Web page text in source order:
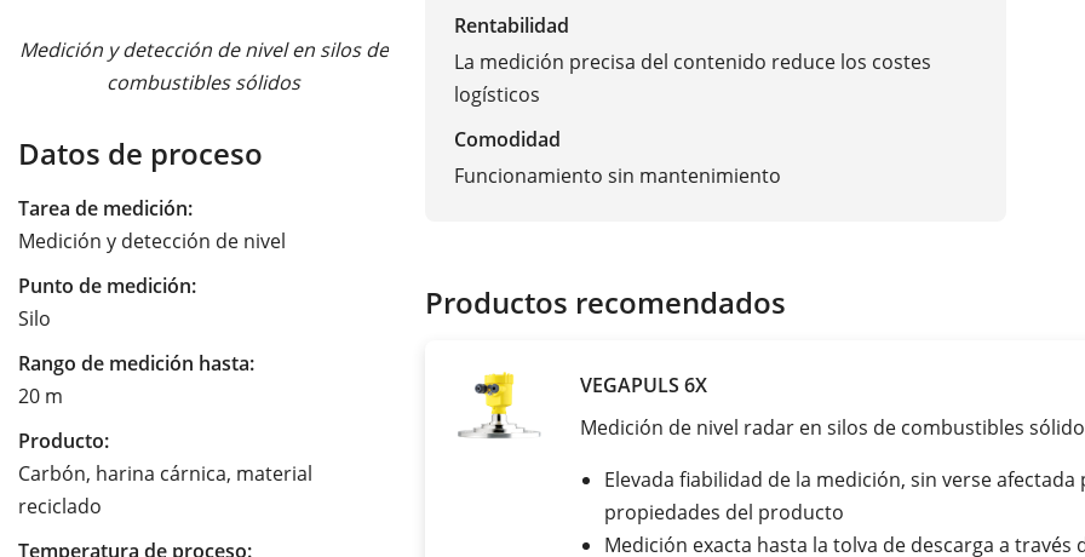
Medición y detección de nivel en silos de
combustibles sólidos
Datos de proceso
Tarea de medición:
Medición y detección de nivel
Punto de medición:
Silo
Rango de medición hasta:
20 m
Producto:
Carbón, harina cárnica, material
reciclado
Temperatura de proceso:
Rentabilidad
La medición precisa del contenido reduce los costes
logísticos
Comodidad
Funcionamiento sin mantenimiento
Productos recomendados
VEGAPULS 6X
Medición de nivel radar en silos de combustibles
Elevada fiabilidad de la medición, sin verse afectada
propiedades del producto
Medición exacta hasta la tolva de descarga a través